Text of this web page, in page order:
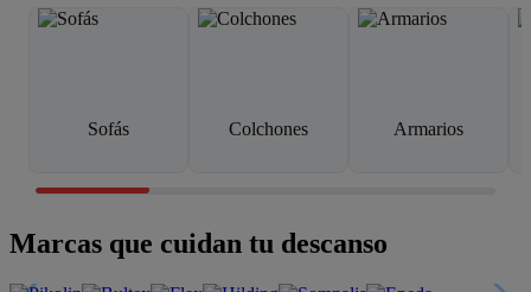
Sofás Colchones Armarios
Marcas que cuidan tu descanso